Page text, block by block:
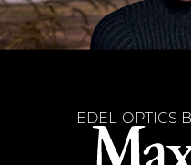
EDEL-OPTICS